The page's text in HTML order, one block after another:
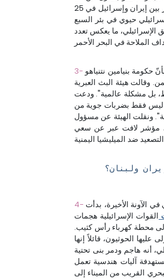
استمرار هجمات الجماعة داخل العمق الإسرائيلي، حيث بدأ الحوثيون عقب وقف إطلاق النار بين إيران وإسرائيل في 25
حيوي في بئر السبع
الإسرائيلي، ما يعكس تعدد
وقالت هيئة البث العبرية
بل مشكلة عالمية". ودعت
ليس فقط بضربات جوية من
ونقلت الهيئة عن مسؤول
مؤشر لافت عبر عن سعي
ولبنان؟
الآونة الأخيرة، بدأت
القوات الإسرائيلية هجمات
محطة كهرباء رأس كثيب.
الحوثيون، قائلاً إنها
أنه هاجم ودمر بنى تحتية
آليات هندسية تعمل
القريب من الميناء إلى